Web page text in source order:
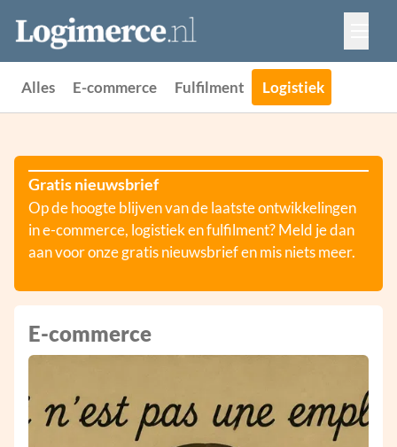
Vacatures
Events
Alles E-commerce Fulfilment Logistiek
Gratis nieuwsbrief
Op de hoogte blijven van de laatste ontwikkelingen
in e-commerce, logistiek en fulfilment? Meld je dan
aan voor onze gratis nieuwsbrief en mis niets meer.
E-commerce